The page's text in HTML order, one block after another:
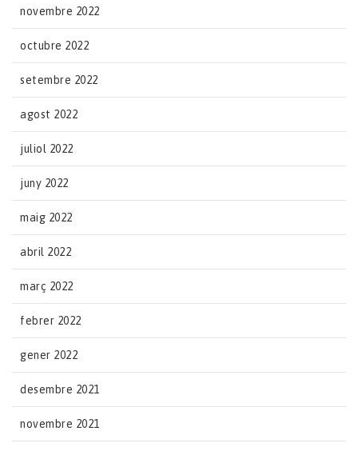
novembre 2022
octubre 2022
setembre 2022
agost 2022
juliol 2022
juny 2022
maig 2022
abril 2022
març 2022
febrer 2022
gener 2022
desembre 2021
novembre 2021